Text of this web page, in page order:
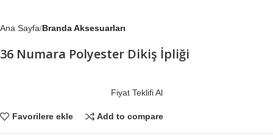
Ana Sayfa Branda Aksesuarları
36 Numara Polyester Dikiş İpliği
Fiyat Teklifi Al
Favorilere ekle Add to compare